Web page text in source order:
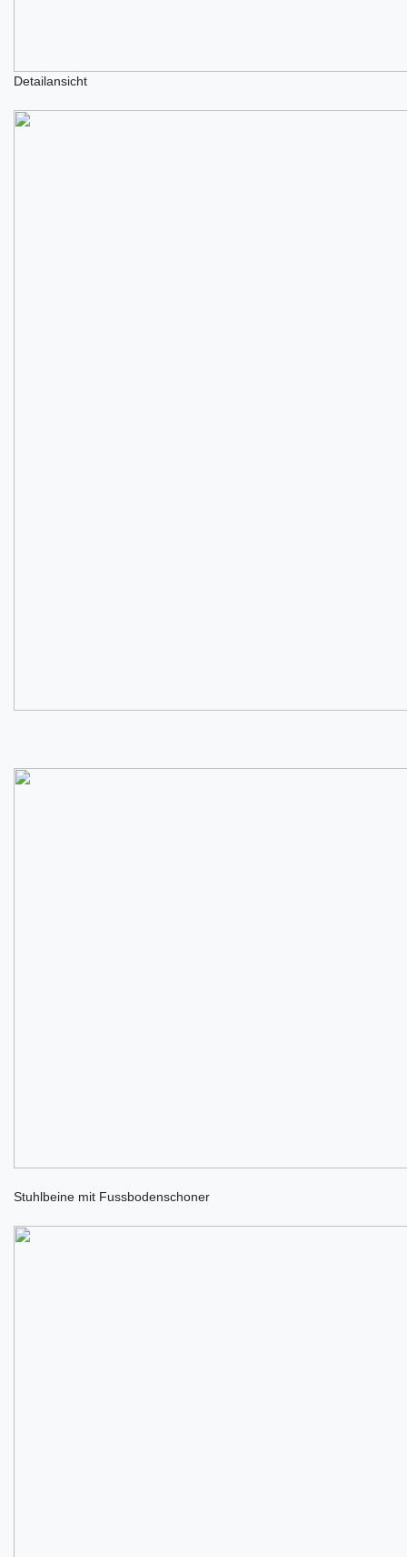
Detailansicht
Stuhlbeine mit Fussbodenschoner